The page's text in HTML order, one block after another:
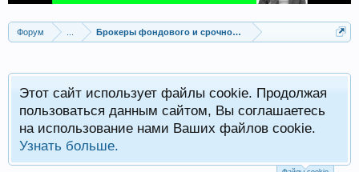
Форум Брокеры фондового и срочного рынка
Этот сайт использует файлы cookie. Продолжая
пользоваться данным сайтом, Вы соглашаетесь
на использование нами Ваших файлов cookie.
Узнать больше.